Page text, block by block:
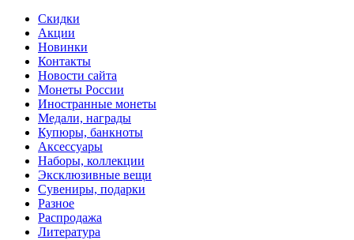
Скидки
Акции
Новинки
Контакты
Новости сайта
Монеты России
Иностранные монеты
Медали, награды
Купюры, банкноты
Аксессуары
Наборы, коллекции
Эксклюзивные вещи
Сувениры, подарки
Разное
Распродажа
Литература